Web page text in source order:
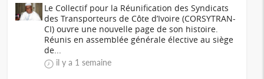
Le Collectif pour la Réunification des Syndicats
des Transporteurs de Côte d’Ivoire (CORSYTRAN-
CI) ouvre une nouvelle page de son histoire.
Réunis en assemblée générale élective au siège
de...
il y a 1 semaine